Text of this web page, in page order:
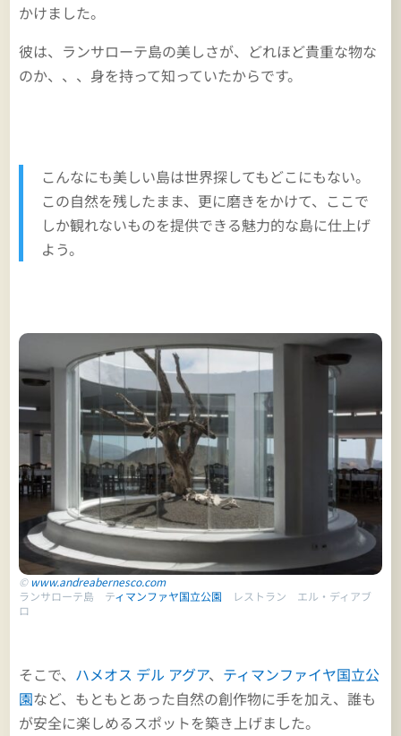
かけました。
彼は、ランサローテ島の美しさが、どれほど貴重な物な
のか、、、身を持って知っていたからです。
こんなにも美しい島は世界探してもどこにもない。
この自然を残したまま、更に磨きをかけて、ここで
しか観れないものを提供できる魅力的な島に仕上げ
よう。
© www.andreabernesco.com
ランサローテ島 ティマンファヤ国立公園 レストラン エル・ディアブ
ロ
そこで、 ハメオス デル アグア、 ティマンファイヤ国立公
園など、もともとあった自然の創作物に手を加え、誰も
が安全に楽しめるスポットを築き上げました。